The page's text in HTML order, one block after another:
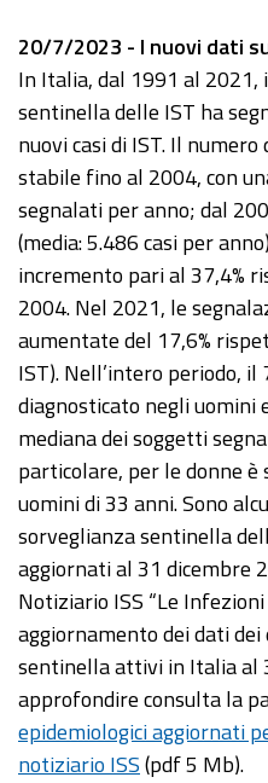
20/7/2023 - I nuovi dati
In Italia, dal 1991 al 2021,
sentinella delle IST ha
nuovi casi di IST. Il
stabile fino al 2004, con
segnalati per anno; dal
(media: 5.486 casi per
incremento pari al 37,4%
2004. Nel 2021, le
aumentate del 17,6%
IST). Nell’intero periodo, il
diagnosticato negli uomini
mediana dei soggetti
particolare, per le donne
uomini di 33 anni. Sono
sorveglianza sentinella
aggiornati al 31 dicembre
Notiziario ISS “Le
aggiornamento dei dati
sentinella attivi in Italia al
approfondire consulta la
epidemiologici aggiornati
notiziario ISS(pdf 5 Mb).